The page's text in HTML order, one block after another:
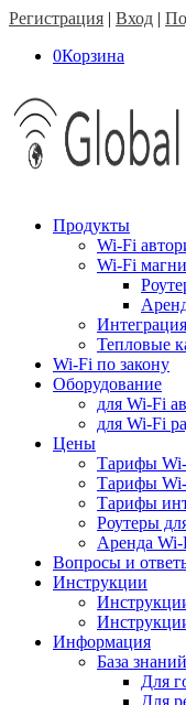
Регистрация | Вход |
0Корзина
Продукты
Wi-Fi
Wi-Fi
Тепловые
Wi-Fi по закону
Оборудование
для Wi-Fi
для Wi-Fi
Цены
Тарифы
Тарифы
Тарифы
Роутеры
Аренда Wi-
Вопросы и
Инструкции
Информация
База знаний
Для
Для